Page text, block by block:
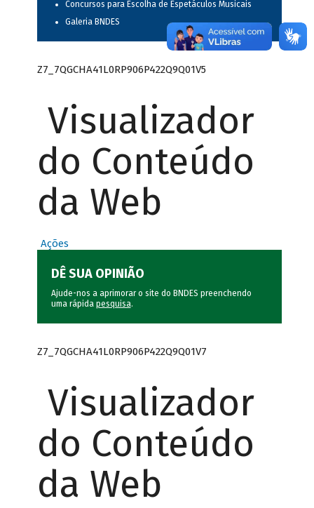
Concursos para Escolha de Espetáculos Musicais
Galeria BNDES
Z7_7QGCHA41L0RP906P422Q9Q01V5
Visualizador
do Conteúdo
da Web
Ações
DÊ SUA OPINIÃO
Ajude-nos a aprimorar o site do BNDES preenchendo
uma rápida pesquisa.
Z7_7QGCHA41L0RP906P422Q9Q01V7
Visualizador
do Conteúdo
da Web